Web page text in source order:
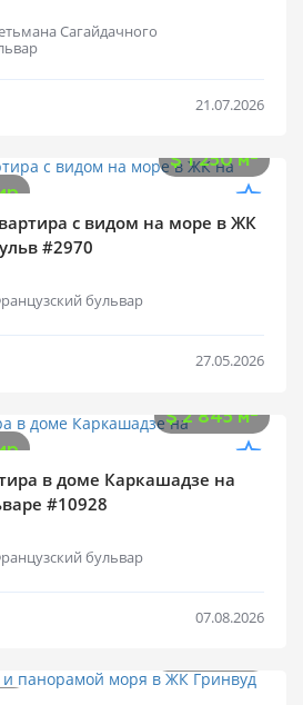
Сагайдачного
21.07.2026
$1 250 м2
с видом на море в ЖК
#2970
бульвар
27.05.2026
$2 845 м2
в доме Каркашадзе на
#10928
бульвар
07.08.2026